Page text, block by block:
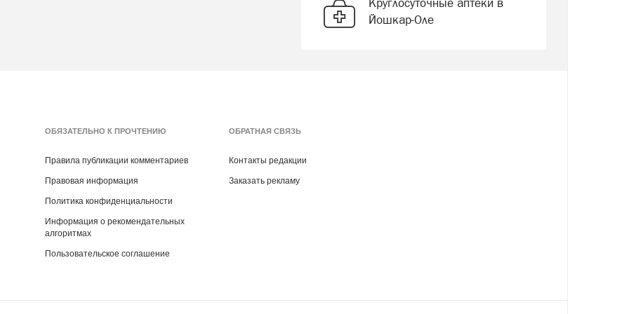
Круглосуточные аптеки в
Йошкар-Оле
ОБЯЗАТЕЛЬНО К ПРОЧТЕНИЮ
Правила публикации комментариев
Правовая информация
Политика конфиденциальности
Информация о рекомендательных
алгоритмах
Пользовательское соглашение
ОБРАТНАЯ СВЯЗЬ
Контакты редакции
Заказать рекламу